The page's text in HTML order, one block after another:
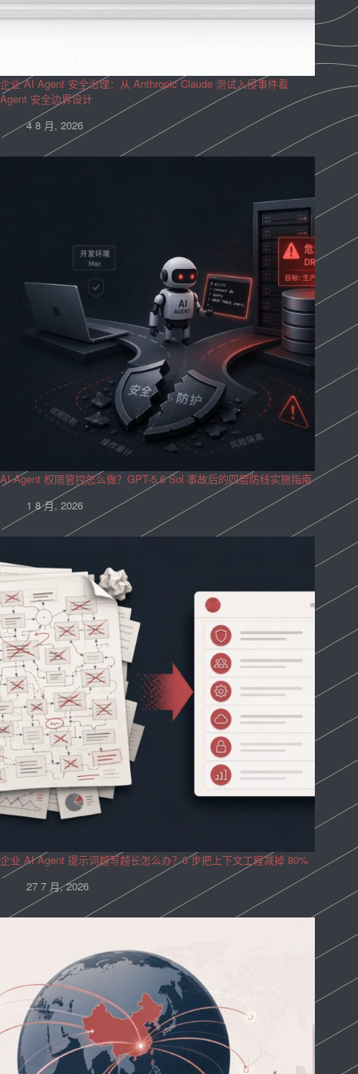
企业 AI Agent 安全治理：从 Anthropic Claude 测试入侵事件看
Agent 安全边界设计
4 8 月, 2026
AI Agent 权限管控怎么做？GPT-5.6 Sol 事故后的四层防线实施指南
1 8 月, 2026
企业 AI Agent 提示词越写越长怎么办？6 步把上下文工程减掉 80%
27 7 月, 2026